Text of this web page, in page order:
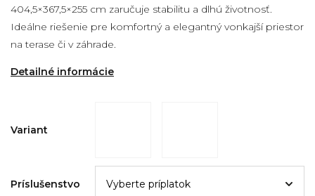
404,5×367,5×255 cm zaručuje stabilitu a dlhú životnosť.
Ideálne riešenie pre komfortný a elegantný vonkajší priestor
na terase či v záhrade.
Detailné informácie
Variant
Príslušenstvo